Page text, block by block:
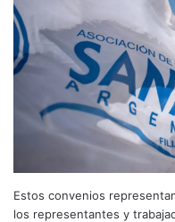
Estos convenios
los representantes y